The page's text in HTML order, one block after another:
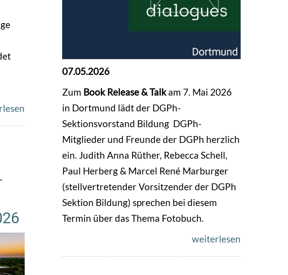
07.05.2026
Zum Book Release & Talkam 7. Mai 2026
in Dortmund lädt der DGPh-
Sektionsvorstand Bildung DGPh-
Mitglieder und Freunde der DGPh herzlich
ein. Judith Anna Rüther, Rebecca Schell,
Paul Herberg & Marcel René Marburger
(stellvertretender Vorsitzender der DGPh
Sektion Bildung) sprechen bei diesem
Termin über das Thema Fotobuch.
weiterlesen